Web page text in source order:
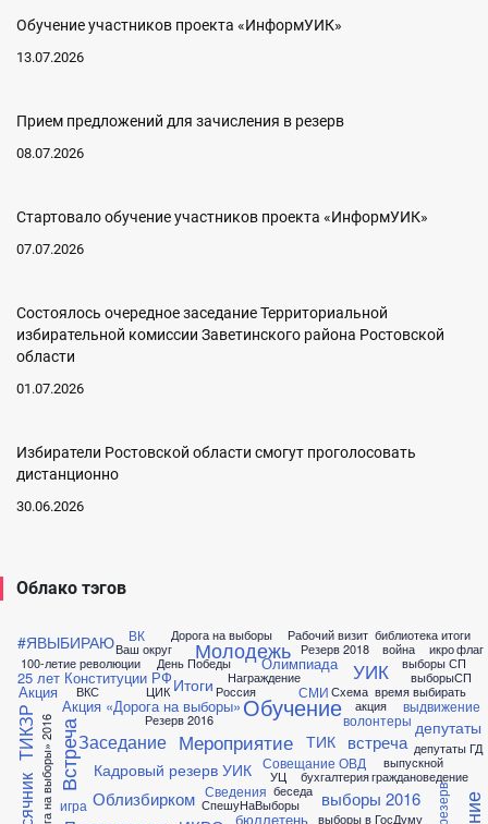
Обучение участников проекта «ИнформУИК»
13.07.2026
Прием предложений для зачисления в резерв
08.07.2026
Стартовало обучение участников проекта «ИнформУИК»
07.07.2026
Состоялось очередное заседание Территориальной
избирательной комиссии Заветинского района Ростовской
области
01.07.2026
Избиратели Ростовской области смогут проголосовать
дистанционно
30.06.2026
Облако тэгов
#ЯВЫБИРАЮ
100-летие революции
25 лет Конституции РФ
Акция
Акция «Дорога на выборы»
ВК
ВКС
Ваш округ
Встреча
День Победы
Дорога на выборы
Заседание
Итоги
Кадровый резерв УИК
Мероприятие
Молодежь
Награждение
Облизбирком
Обучение
Олимпиада
Рабочий визит
Резерв 2016
Резерв 2018
Россия СМИ
Сведения
Совещание ОВД
СпешуНаВыборы
Схема
ТИК
ТИКЗР
УИК
УЦ
ЦИК
акция
беседа
библиотека
бухгалтерия
бюллетень
война
волонтеры
время выбирать
встреча
выборы 2016
выборы СП
выборы в ГосДуму
выборыСП
выдвижение
выпускной
граждановедение
депутаты
депутаты ГД
игра
икро
итоги
резерв
флаг